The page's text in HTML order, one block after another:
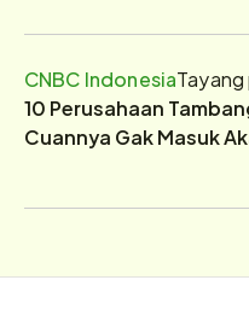
CNBC Indonesia
10 Perusahaan
Cuannya Gak Masuk